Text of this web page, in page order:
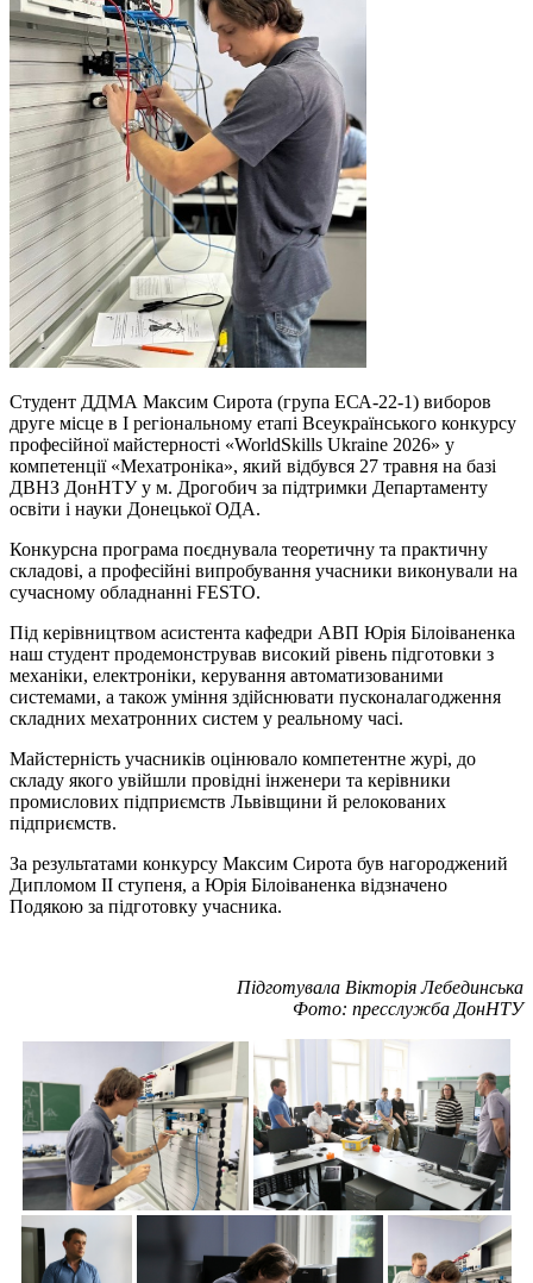
Студент ДДМА Максим Сирота (група ЕСА-22-1) виборов
друге місце в І регіональному етапі Всеукраїнського конкурсу
професійної майстерності «WorldSkills Ukraine 2026» у
компетенції «Мехатроніка», який відбувся 27 травня на базі
ДВНЗ ДонНТУ у м. Дрогобич за підтримки Департаменту
освіти і науки Донецької ОДА.
Конкурсна програма поєднувала теоретичну та практичну
складові, а професійні випробування учасники виконували на
сучасному обладнанні FESTO.
Під керівництвом асистента кафедри АВП Юрія Білоіваненка
наш студент продемонстрував високий рівень підготовки з
механіки, електроніки, керування автоматизованими
системами, а також уміння здійснювати пусконалагодження
складних мехатронних систем у реальному часі.
Майстерність учасників оцінювало компетентне журі, до
складу якого увійшли провідні інженери та керівники
промислових підприємств Львівщини й релокованих
підприємств.
За результатами конкурсу Максим Сирота був нагороджений
Дипломом ІІ ступеня, а Юрія Білоіваненка відзначено
Подякою за підготовку учасника.
Підготувала Вікторія Лебединська
Фото: пресслужба ДонНТУ